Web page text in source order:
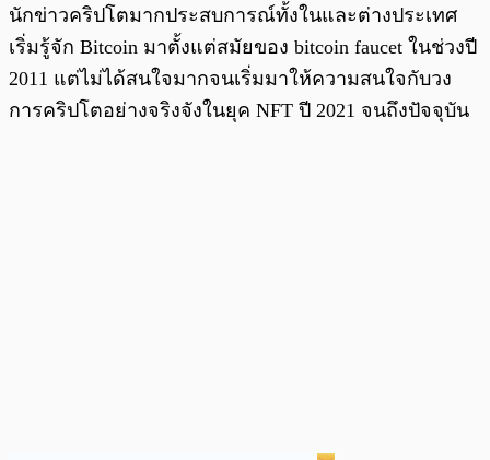
นักข่าวคริปโตมากประสบการณ์ทั้งในและต่างประเทศ
เริ่มรู้จัก Bitcoin มาตั้งแต่สมัยของ bitcoin faucet ในช่วงปี
2011 แต่ไม่ได้สนใจมากจนเริ่มมาให้ความสนใจกับวง
การคริปโตอย่างจริงจังในยุค NFT ปี 2021 จนถึงปัจจุบัน